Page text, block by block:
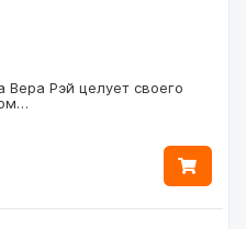
Вера Рэй целует своего